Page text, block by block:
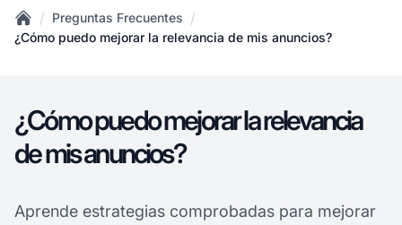
Home
/ Preguntas Frecuentes /
¿Cómo puedo mejorar la relevancia de mis anuncios?
¿Cómo puedo mejorar la relevancia
de mis anuncios?
Aprende estrategias comprobadas para mejorar